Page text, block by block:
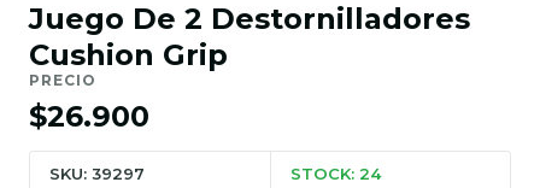
Juego De 2 Destornilladores
Cushion Grip
PRECIO
$26.900
SKU: 39297 STOCK: 24